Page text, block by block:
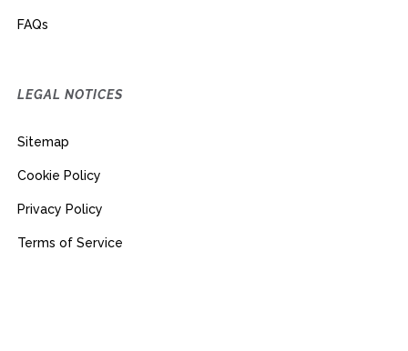
FAQs
LEGAL NOTICES
Sitemap
Cookie Policy
Privacy Policy
Terms of Service